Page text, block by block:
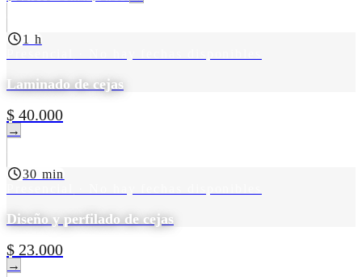
1 h
Laminado de cejas
$ 40.000
→
30 min
Diseño y perfilado de cejas
$ 23.000
→